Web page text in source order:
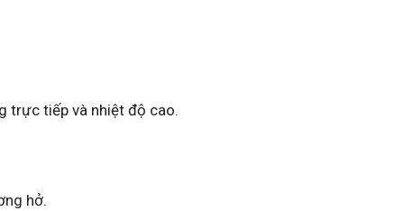
trực tiếp và nhiệt độ cao.
hở.